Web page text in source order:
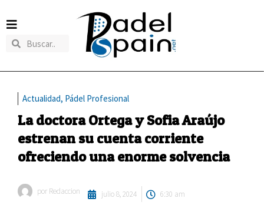
Actualidad, Pádel Profesional
La doctora Ortega y Sofia Araújo
estrenan su cuenta corriente
ofreciendo una enorme solvencia
por Redaccion julio 8, 2024 6:30 am